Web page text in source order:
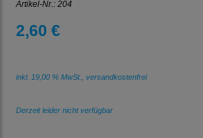
Artikel-Nr.: 204
2,60 €
inkl. 19,00 % MwSt., versandkostenfrei
Derzeit leider nicht verfügbar